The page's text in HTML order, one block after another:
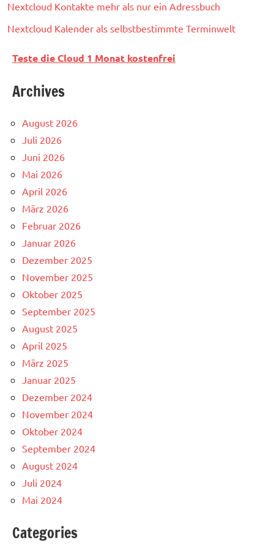
Nextcloud Kontakte mehr als nur ein Adressbuch
Nextcloud Kalender als selbstbestimmte Terminwelt
Teste die Cloud 1 Monat kostenfrei
Archives
August 2026
Juli 2026
Juni 2026
Mai 2026
April 2026
März 2026
Februar 2026
Januar 2026
Dezember 2025
November 2025
Oktober 2025
September 2025
August 2025
April 2025
März 2025
Januar 2025
Dezember 2024
November 2024
Oktober 2024
September 2024
August 2024
Juli 2024
Mai 2024
Categories